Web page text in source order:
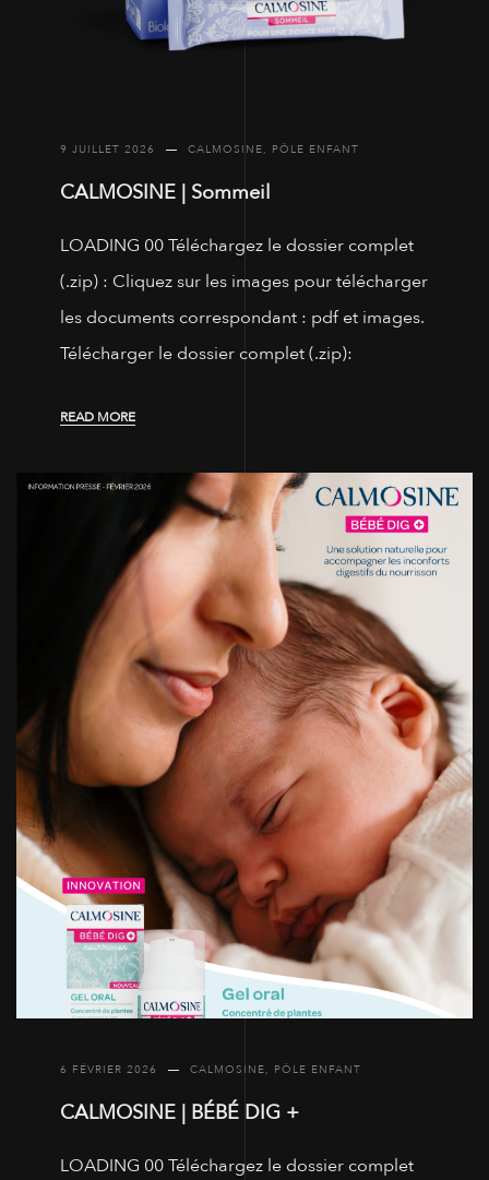
9 JUILLET 2026 CALMOSINE, PÔLE ENFANT
CALMOSINE | Sommeil
LOADING 00 Téléchargez le dossier complet
(.zip) : Cliquez sur les images pour télécharger
les documents correspondant : pdf et images.
Télécharger le dossier complet (.zip):
READ MORE
6 FÉVRIER 2026 CALMOSINE, PÔLE ENFANT
CALMOSINE | BÉBÉ DIG +
LOADING 00 Téléchargez le dossier complet